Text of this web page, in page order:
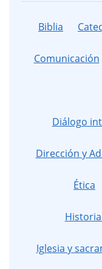
Biblia
Comunicación
Diálogo
Dirección y
Ética
Iglesia y